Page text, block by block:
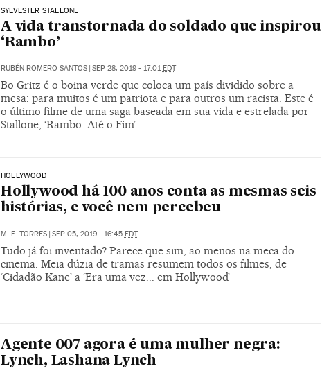
SYLVESTER STALLONE
A vida transtornada do soldado que inspirou
‘Rambo’
RUBÉN ROMERO SANTOS | SEP 28, 2019 - 17:01EDT
Bo Gritz é o boina verde que coloca um país dividido sobre a
mesa: para muitos é um patriota e para outros um racista. Este é
o último filme de uma saga baseada em sua vida e estrelada por
Stallone, ‘Rambo: Até o Fim’
HOLLYWOOD
Hollywood há 100 anos conta as mesmas seis
histórias, e você nem percebeu
M. E. TORRES SEP 05, 2019 - 16:45 EDT
Tudo já foi inventado? Parece que sim, ao menos na meca do
cinema. Meia dúzia de tramas resumem todos os filmes, de
‘Cidadão Kane’ a ‘Era uma vez... em Hollywood’
Agente 007 agora é uma mulher negra:
Lynch, Lashana Lynch